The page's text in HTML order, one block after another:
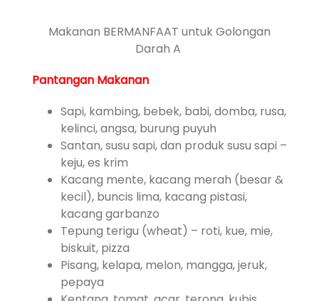
Makanan BERMANFAAT untuk Golongan
Darah A
Pantangan Makanan
Sapi, kambing, bebek, babi, domba, rusa,
kelinci, angsa, burung puyuh
Santan, susu sapi, dan produk susu sapi –
keju, es krim
Kacang mente, kacang merah (besar &
kecil), buncis lima, kacang pistasi,
kacang garbanzo
Tepung terigu (wheat) – roti, kue, mie,
biskuit, pizza
Pisang, kelapa, melon, mangga, jeruk,
pepaya